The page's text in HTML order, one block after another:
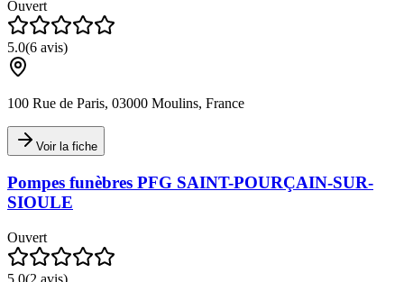
Ouvert
5.0(6 avis)
100 Rue de Paris, 03000 Moulins, France
Voir la fiche
Pompes funèbres PFG SAINT-POURÇAIN-SUR-
SIOULE
Ouvert
5.0(2 avis)